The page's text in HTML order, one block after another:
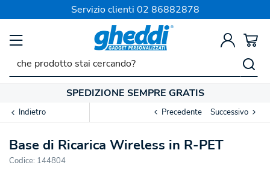
Servizio clienti 02 86882878
SPEDIZIONE SEMPRE GRATIS
Indietro Precedente Successivo
Base di Ricarica Wireless in R-PET
Codice: 144804